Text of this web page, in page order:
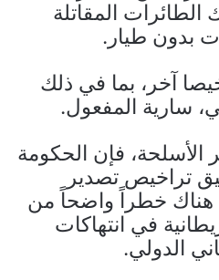
المقاتلة
بدون طيار.
نحو 320 ترخيصا آخر، بما في ذلك
سارية المفعول.
الأسلحة، فإن الحكومة
تراخيص تصدير
هناك خطراً واضحاً من
في انتهاكات
الدولي.